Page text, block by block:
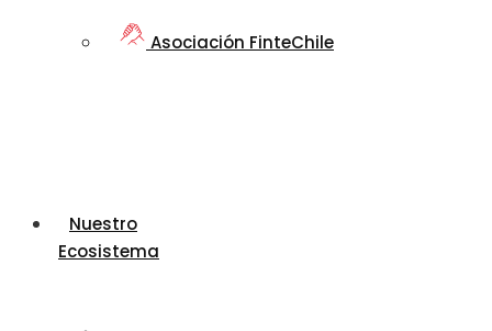
Asociación FinteChile
Nuestro
Ecosistema